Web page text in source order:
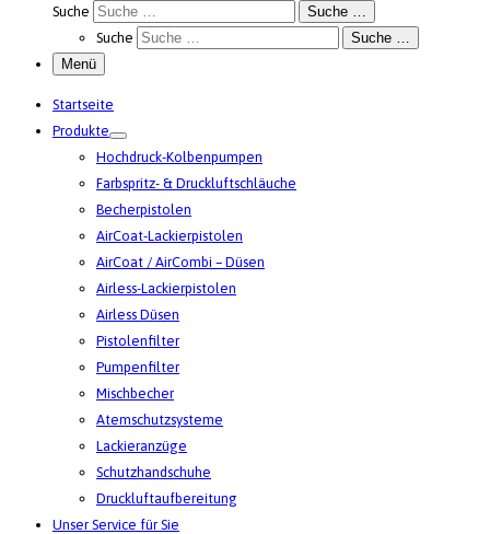
Suche
Suche …
Suche
Suche …
Menü
Startseite
Produkte
Hochdruck-Kolbenpumpen
Farbspritz- & Druckluftschläuche
Becherpistolen
AirCoat-Lackierpistolen
AirCoat / AirCombi – Düsen
Airless-Lackierpistolen
Airless Düsen
Pistolenfilter
Pumpenfilter
Mischbecher
Atemschutzsysteme
Lackieranzüge
Schutzhandschuhe
Druckluftaufbereitung
Unser Service für Sie